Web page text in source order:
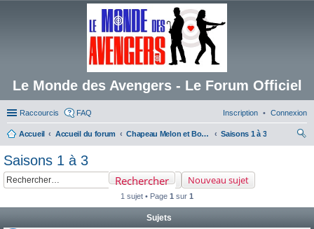
Le Monde des Avengers - Le Forum Officiel
Raccourcis FAQ Connexion
Inscription
Accueil Accueil du forum Chapeau Melon et Bottes de Cuir
Saisons 1 à 3
Saisons 1 à 3
Nouveau sujet
Rechercher
1 sujet • Page 1 sur 1
Sujets